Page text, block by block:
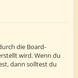
die Board-
wird. Wenn du
dann solltest du